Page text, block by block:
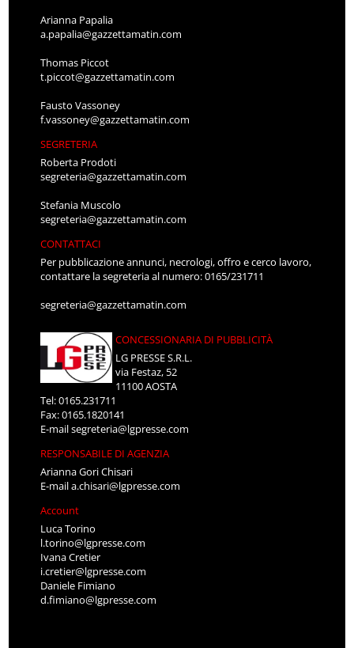
Arianna Papalia
a.papalia@gazzettamatin.com
Thomas Piccot
t.piccot@gazzettamatin.com
Fausto Vassoney
f.vassoney@gazzettamatin.com
SEGRETERIA
Roberta Prodoti
segreteria@gazzettamatin.com
Stefania Muscolo
segreteria@gazzettamatin.com
CONTATTACI
Per pubblicazione annunci, necrologi, offro e cerco lavoro,
contattare la segreteria al numero: 0165/231711
segreteria@gazzettamatin.com
CONCESSIONARIA DI PUBBLICITÀ
LG PRESSE S.R.L.
via Festaz, 52
11100 AOSTA
Tel: 0165.231711
Fax: 0165.1820141
E-mailsegreteria@lgpresse.com
RESPONSABILE DI AGENZIA
Arianna Gori Chisari
E-maila.chisari@lgpresse.com
Account
Luca Torino
l.torino@lgpresse.com
Ivana Cretier
i.cretier@lgpresse.com
Daniele Fimiano
d.fimiano@lgpresse.com